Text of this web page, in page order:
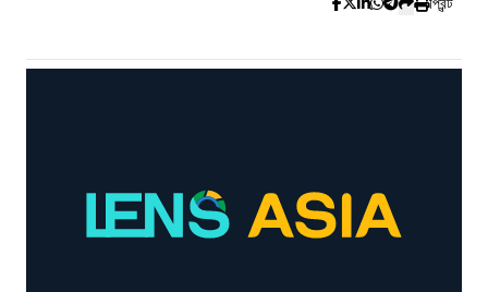
প্রিন্ট